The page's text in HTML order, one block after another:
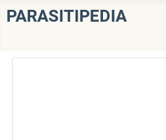
PARASITIPEDIA